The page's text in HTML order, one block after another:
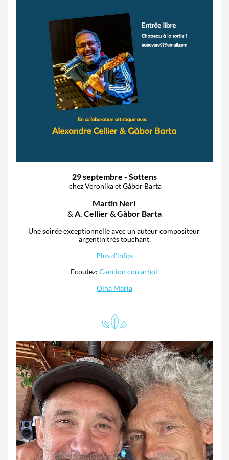
29 septembre - Sottens
chez Veronika et Gàbor Barta
Martin Neri
& A. Cellier & Gàbor Barta
Une soirée exceptionnelle avec un auteur compositeur
argentin très touchant.
Plus d'infos
Ecoutez: Cancion con arbol
Olha Maria